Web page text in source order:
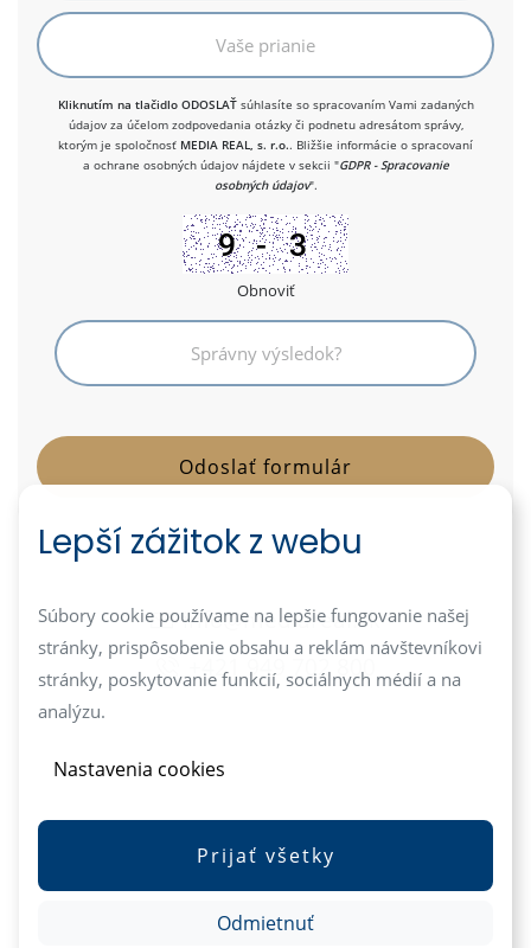
Kliknutím na tlačidlo ODOSLAŤsúhlasíte so spracovaním Vami zadaných
údajov za účelom zodpovedania otázky či podnetu adresátom správy,
ktorým je spoločnosť MEDIA REAL, s. r.o.. Bližšie informácie o spracovaní
a ochrane osobných údajov nájdete v sekcii "GDPR - Spracovanie
osobných údajov".
Obnoviť
info@mediareal.sk
+421 949 702 800
Lepší zážitok z webu
Súbory cookie používame na lepšie fungovanie našej
stránky, prispôsobenie obsahu a reklám návštevníkovi
stránky, poskytovanie funkcií, sociálnych médií a na
analýzu.
Nastavenia cookies
Prijať všetky
Odmietnuť